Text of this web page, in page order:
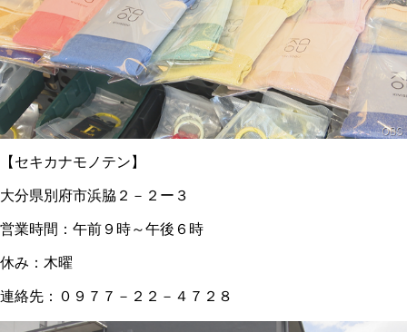
【セキカナモノテン】
大分県別府市浜脇２－２ー３
営業時間：午前９時～午後６時
休み：木曜
連絡先：０９７７－２２－４７２８